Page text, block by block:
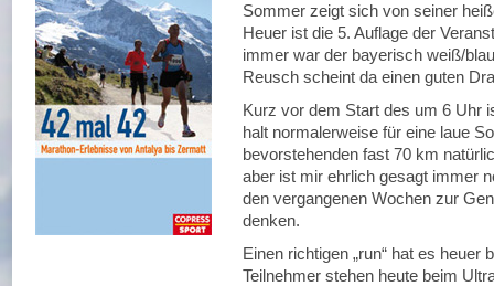
Sommer zeigt sich von seiner
Heuer ist die 5. Auflage der
immer war der bayerisch weiß/
Reusch scheint da einen guten
Kurz vor dem Start des um 6 Uhr
halt normalerweise für eine laue
bevorstehenden fast 70 km
aber ist mir ehrlich gesagt immer
den vergangenen Wochen zur
denken.
Einen richtigen „run“ hat es heuer
Teilnehmer stehen heute beim